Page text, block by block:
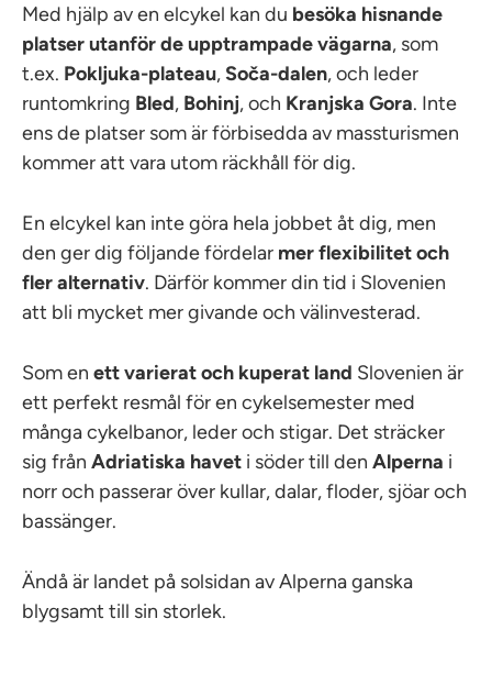
Med hjälp av en elcykel kan du besöka hisnande
platser utanför de upptrampade vägarna, som
t.ex. Pokljuka-plateau,Soča-dalen, och leder
runtomkring Bled, Bohinj, och Kranjska Gora. Inte
ens de platser som är förbisedda av massturismen
kommer att vara utom räckhåll för dig.
En elcykel kan inte göra hela jobbet åt dig, men
den ger dig följande fördelar mer flexibilitet och
fler alternativ. Därför kommer din tid i Slovenien
att bli mycket mer givande och välinvesterad.
Som en ett varierat och kuperat land Slovenien är
ett perfekt resmål för en cykelsemester med
många cykelbanor, leder och stigar. Det sträcker
sig från Adriatiska havet i söder till den Alperna i
norr och passerar över kullar, dalar, floder, sjöar och
bassänger.
Ändå är landet på solsidan av Alperna ganska
blygsamt till sin storlek.